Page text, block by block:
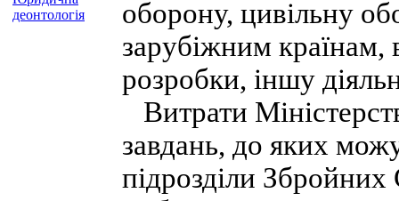
деонтологія
оборону, цивільну
зарубіжним країнам,
розробки, іншу
Витрати
завдань, до яких
підрозділи